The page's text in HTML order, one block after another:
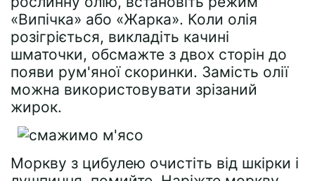
«Випічка» або «Жарка». Коли олія
розігріється, викладіть качині
шматочки, обсмажте з двох сторін до
появи рум'яної скоринки. Замість олії
можна використовувати зрізаний
жирок.
Моркву з цибулею очистіть від шкірки і